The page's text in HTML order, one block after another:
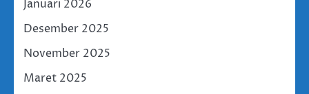
Januari 2026
Desember 2025
November 2025
Maret 2025